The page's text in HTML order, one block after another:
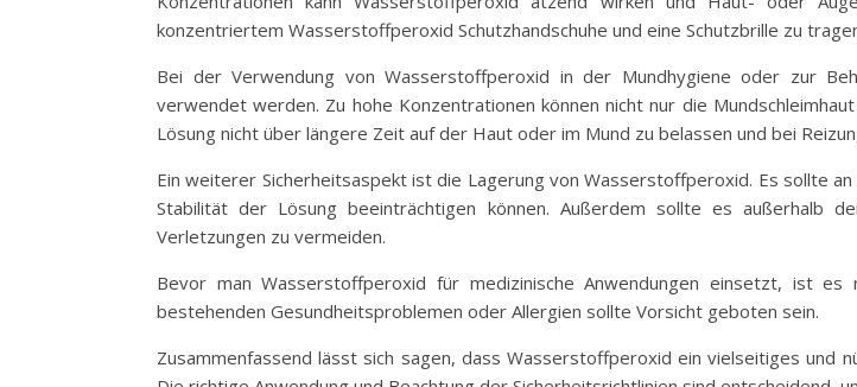
konzentriertem Wasserstoffperoxid Schutzhandschuhe und eine Schutzbrille zu
Bei der Verwendung von Wasserstoffperoxid in der Mundhygiene oder zur
verwendet werden. Zu hohe Konzentrationen können nicht nur die
Lösung nicht über längere Zeit auf der Haut oder im Mund zu belassen und bei
Ein weiterer Sicherheitsaspekt ist die Lagerung von Wasserstoffperoxid. Es sollte
Stabilität der Lösung beeinträchtigen können. Außerdem sollte es außerhalb
Verletzungen zu vermeiden.
Bevor man Wasserstoffperoxid für medizinische Anwendungen einsetzt, ist
bestehenden Gesundheitsproblemen oder Allergien sollte Vorsicht geboten sein.
Zusammenfassend lässt sich sagen, dass Wasserstoffperoxid ein vielseitiges